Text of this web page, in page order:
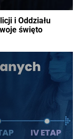
i Oddziału
święto